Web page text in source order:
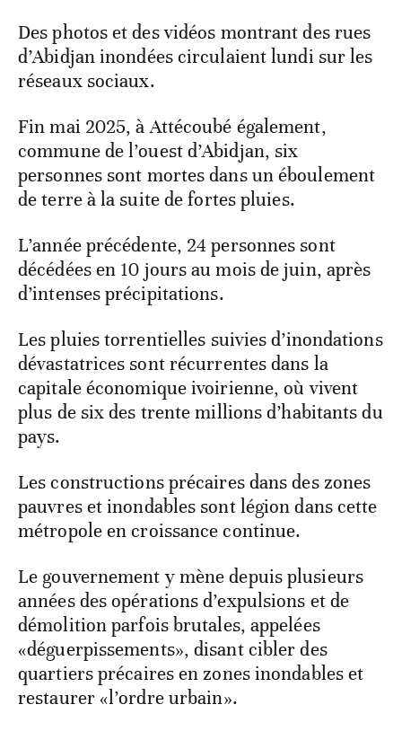
Des photos et des vidéos montrant des rues
d’Abidjan inondées circulaient lundi sur les
réseaux sociaux.
Fin mai 2025, à Attécoubé également,
commune de l’ouest d’Abidjan, six
personnes sont mortes dans un éboulement
de terre à la suite de fortes pluies.
L’année précédente, 24 personnes sont
décédées en 10 jours au mois de juin, après
d’intenses précipitations.
Les pluies torrentielles suivies d’inondations
dévastatrices sont récurrentes dans la
capitale économique ivoirienne, où vivent
plus de six des trente millions d’habitants du
pays.
Les constructions précaires dans des zones
pauvres et inondables sont légion dans cette
métropole en croissance continue.
Le gouvernement y mène depuis plusieurs
années des opérations d’expulsions et de
démolition parfois brutales, appelées
«déguerpissements», disant cibler des
quartiers précaires en zones inondables et
restaurer «l’ordre urbain».